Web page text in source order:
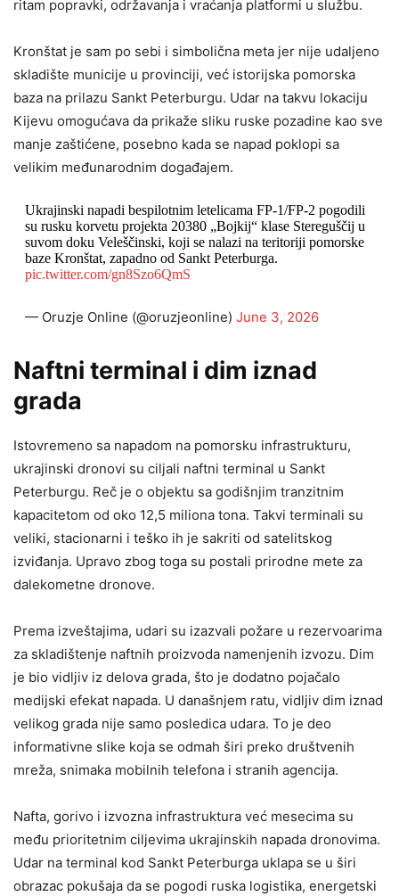
ritam popravki, održavanja i vraćanja platformi u službu.
Kronštat je sam po sebi i simbolična meta jer nije udaljeno
skladište municije u provinciji, već istorijska pomorska
baza na prilazu Sankt Peterburgu. Udar na takvu lokaciju
Kijevu omogućava da prikaže sliku ruske pozadine kao sve
manje zaštićene, posebno kada se napad poklopi sa
velikim međunarodnim događajem.
Ukrajinski napadi bespilotnim letelicama FP-1/FP-2 pogodili
su rusku korvetu projekta 20380 „Bojkij“ klase Stereguščij u
suvom doku Veleščinski, koji se nalazi na teritoriji pomorske
baze Kronštat, zapadno od Sankt Peterburga.
pic.twitter.com/gn8Szo6QmS
— Oruzje Online (@oruzjeonline) June 3, 2026
Naftni terminal i dim iznad
grada
Istovremeno sa napadom na pomorsku infrastrukturu,
ukrajinski dronovi su ciljali naftni terminal u Sankt
Peterburgu. Reč je o objektu sa godišnjim tranzitnim
kapacitetom od oko 12,5 miliona tona. Takvi terminali su
veliki, stacionarni i teško ih je sakriti od satelitskog
izviđanja. Upravo zbog toga su postali prirodne mete za
dalekometne dronove.
Prema izveštajima, udari su izazvali požare u rezervoarima
za skladištenje naftnih proizvoda namenjenih izvozu. Dim
je bio vidljiv iz delova grada, što je dodatno pojačalo
medijski efekat napada. U današnjem ratu, vidljiv dim iznad
velikog grada nije samo posledica udara. To je deo
informativne slike koja se odmah širi preko društvenih
mreža, snimaka mobilnih telefona i stranih agencija.
Nafta, gorivo i izvozna infrastruktura već mesecima su
među prioritetnim ciljevima ukrajinskih napada dronovima.
Udar na terminal kod Sankt Peterburga uklapa se u širi
obrazac pokušaja da se pogodi ruska logistika, energetski